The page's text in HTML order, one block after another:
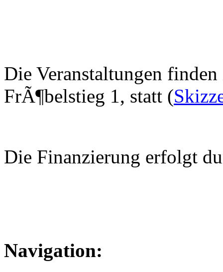
Die Veranstaltungen
FrÃ¶belstieg 1, statt (
Die Finanzierung erfolgt
Navigation: